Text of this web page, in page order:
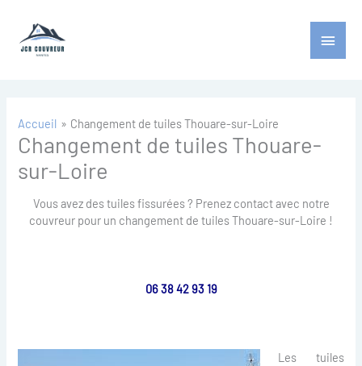
contenu
Menu
Accueil Changement de tuiles Thouare-sur-Loire
Changement de tuiles Thouare-
sur-Loire
Vous avez des tuiles fissurées ? Prenez contact avec notre
couvreur pour un changement de tuiles Thouare-sur-Loire !
06 38 42 93 19
Les tuiles